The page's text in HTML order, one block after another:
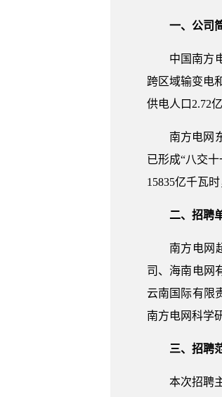
一、公司
中国南方
跨区域输变电
供电人口2.72
南方电网
已形成“八交
15835亿千瓦时
二、招聘
南方电网
司、海南电网
云南国际有限
南方电网科学
三、招聘
本次招聘